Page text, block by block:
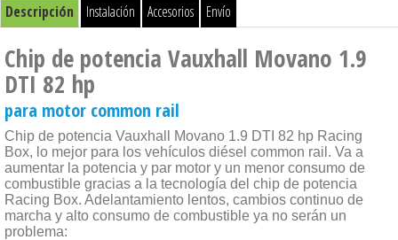
Descripción Instalación Accesorios Envío
Chip de potencia Vauxhall Movano 1.9
DTI 82 hp
para motor common rail
Chip de potencia Vauxhall Movano 1.9 DTI 82 hp Racing
Box, lo mejor para los vehículos diésel common rail. Va a
aumentar la potencia y par motor y un menor consumo de
combustible gracias a la tecnología del chip de potencia
Racing Box. Adelantamiento lentos, cambios continuo de
marcha y alto consumo de combustible ya no serán un
problema: